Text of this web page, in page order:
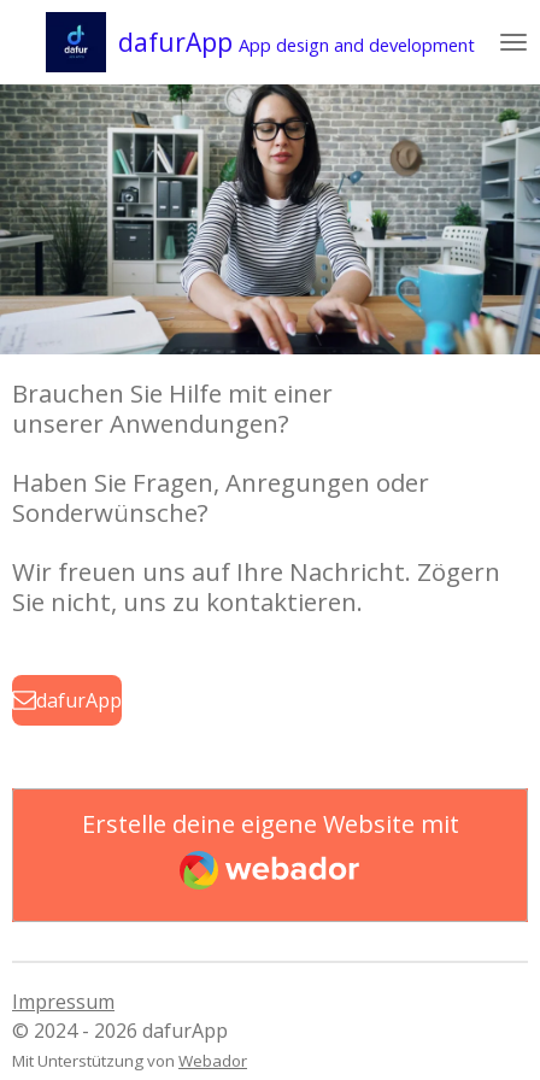
Hauptinhalt
springen
dafurApp App design and development
Brauchen Sie Hilfe mit einer
unserer Anwendungen?
Haben Sie Fragen, Anregungen oder
Sonderwünsche?
Wir freuen uns auf Ihre Nachricht. Zögern
Sie nicht, uns zu kontaktieren.
dafurApp
Erstelle deine eigene Website mit
Webador
Impressum
© 2024 - 2026 dafurApp
Mit Unterstützung von Webador